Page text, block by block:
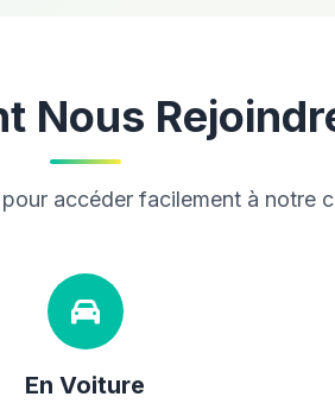
Nous
accéder facilement à notre
En Voiture